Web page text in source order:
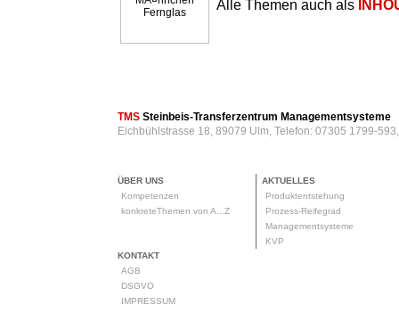
Alle Themen auch als
TMS Steinbeis-Transferzentrum Managementsysteme
Eichbühlstrasse 18, 89079 Ulm, Telefon: 07305 1799-
ÜBER UNS
Kompetenzen
konkreteThemen von A...Z
AKTUELLES
Produktentstehung
Prozess-Reifegrad
Managementsysteme
KVP
KONTAKT
AGB
DSGVO
IMPRESSUM